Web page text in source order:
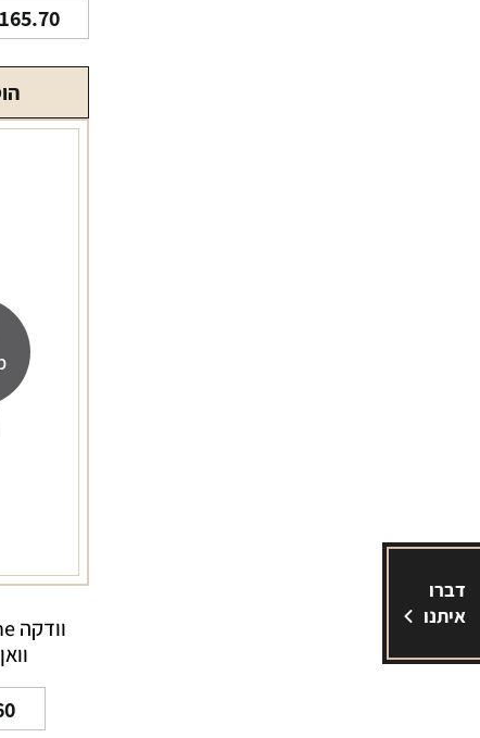
דברו
איתנו
165.70
וואן